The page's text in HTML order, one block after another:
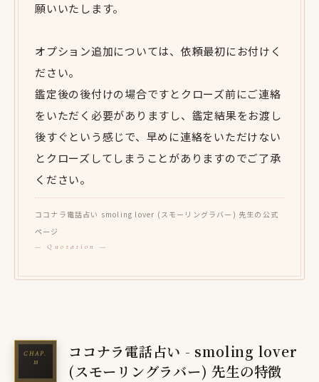
願いいたします。
オプション追加については、依頼最初にお付けく
ださい。
鑑定後の後付けの場合ですとクローズ前にご連絡
をいただく必要がありますし、鑑定結果をお渡し
後すぐという感じで、早めに連絡をいただけない
とクローズしてしまうことがありますのでご了承
ください。
ココナラ電話占い smoling lover (スモーリングラバー) 先生の公式
ページ
ココナラ電話占い - smoling lover
(スモーリングラバー) 先生の特徴